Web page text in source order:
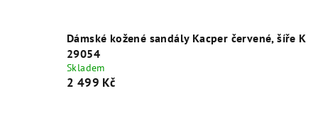
Dámské kožené sandály Kacper červené, šíře K
29054
Skladem
2 499 Kč